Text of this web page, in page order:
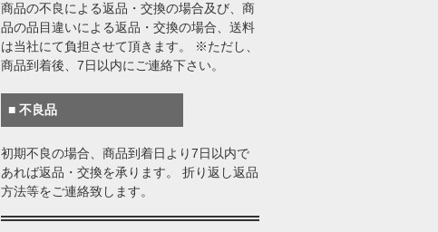
商品の不良による返品・交換の場合及び、商
品の品目違いによる返品・交換の場合、送料
は当社にて負担させて頂きます。 ※ただし、
商品到着後、7日以内にご連絡下さい。
■ 不良品
初期不良の場合、商品到着日より7日以内で
あれば返品・交換を承ります。 折り返し返品
方法等をご連絡致します。